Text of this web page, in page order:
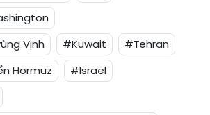
Vịnh
#Kuwait
#Tehran
Hormuz
#Israel